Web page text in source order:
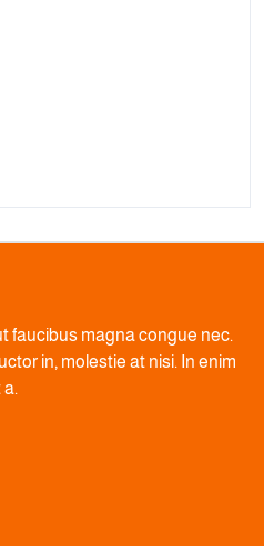
faucibus magna congue nec.
in, molestie at nisi. In enim